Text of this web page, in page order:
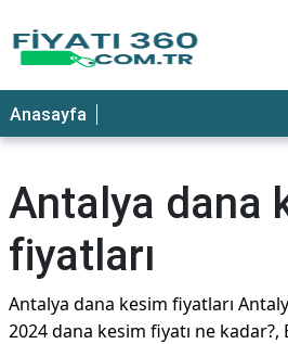
Anasayfa
Antalya dana
fiyatları
Antalya dana kesim fiyatları
2024 dana kesim fiyatı ne